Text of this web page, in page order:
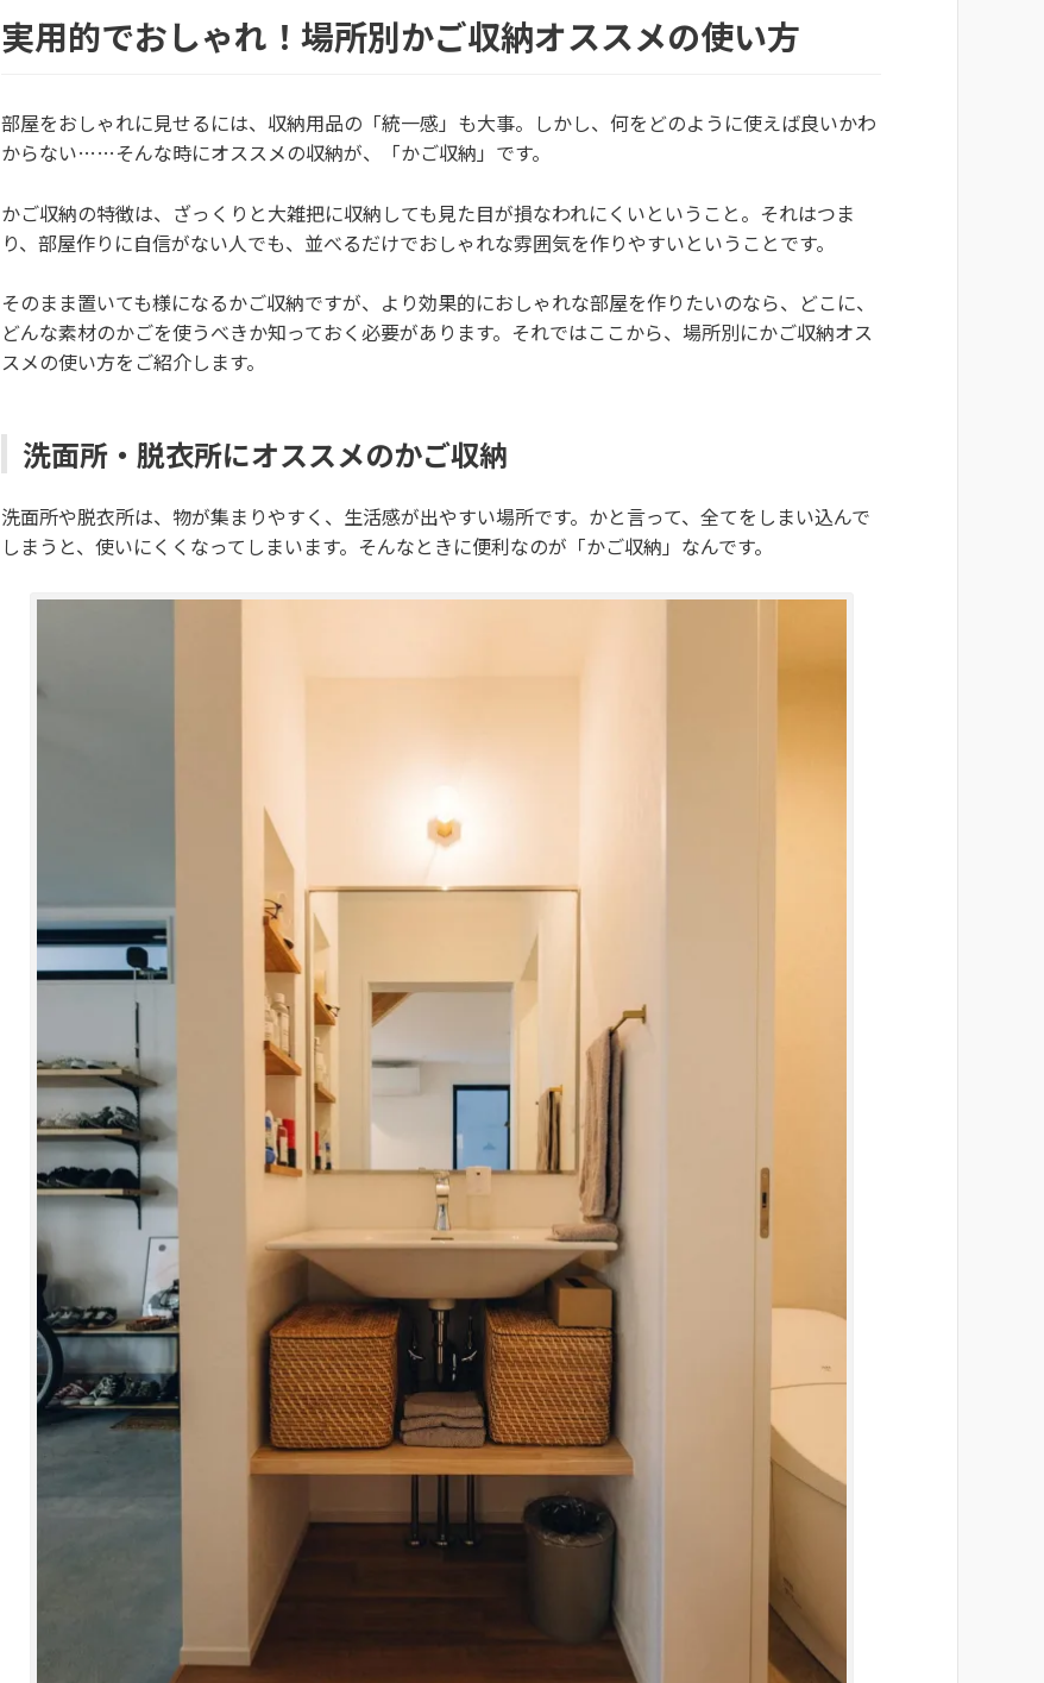
実用的でおしゃれ！場所別かご収納オススメの使い方
部屋をおしゃれに見せるには、収納用品の「統一感」も大事。しかし、何をどのように使えば良いかわ
からない……そんな時にオススメの収納が、「かご収納」です。
かご収納の特徴は、ざっくりと大雑把に収納しても見た目が損なわれにくいということ。それはつま
り、部屋作りに自信がない人でも、並べるだけでおしゃれな雰囲気を作りやすいということです。
そのまま置いても様になるかご収納ですが、より効果的におしゃれな部屋を作りたいのなら、どこに、
どんな素材のかごを使うべきか知っておく必要があります。それではここから、場所別にかご収納オス
スメの使い方をご紹介します。
洗面所・脱衣所にオススメのかご収納
洗面所や脱衣所は、物が集まりやすく、生活感が出やすい場所です。かと言って、全てをしまい込んで
しまうと、使いにくくなってしまいます。そんなときに便利なのが「かご収納」なんです。